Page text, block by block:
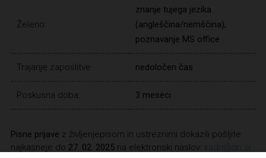
Želeno:
znanje tujega jezika
(angleščina/nemščina),
poznavanje MS office
Trajanje zaposlitve: nedoločen čas
Poskusna doba: 3 meseci
Pisne prijave z življenjepisom in ustreznimi dokazili pošljite
najkasneje do 27. 02. 2025na elektronski naslov: kadri@dri.si